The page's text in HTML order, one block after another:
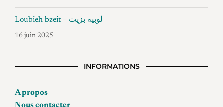
Loubieh bzeit – لوبيه بزيت
16 juin 2025
INFORMATIONS
A propos
Nous contacter